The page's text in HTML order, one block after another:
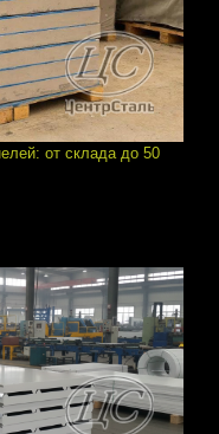
от склада до 50